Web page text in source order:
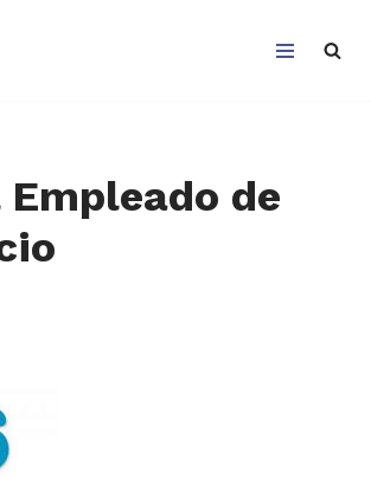
Empleado de